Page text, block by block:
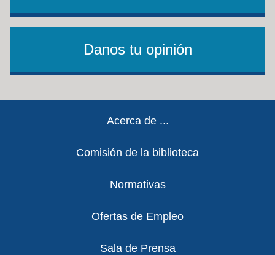
Danos tu opinión
Acerca de ...
Comisión de la biblioteca
Normativas
Ofertas de Empleo
Sala de Prensa